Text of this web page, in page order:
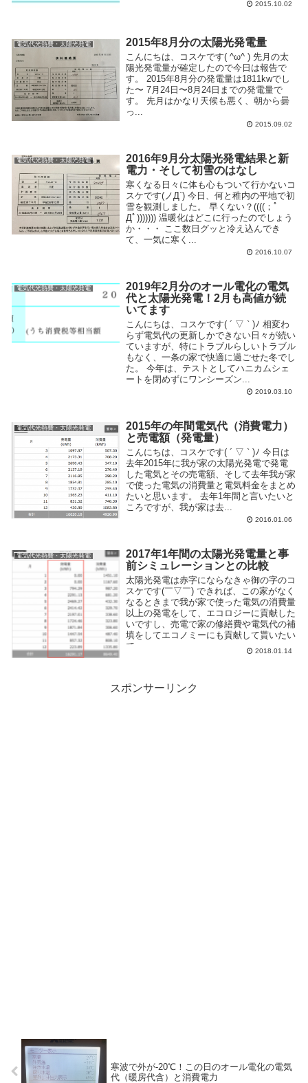
2015.10.02
電気代光熱費・太陽光発電 2015年8月分の太陽光発電量
こんにちは、コスケです( ^ω^ ) 先月の太
陽光発電量が確定したので今日は報告で
す。 2015年8月分の発電量は1811kwでし
た〜 7月24日〜8月24日までの発電量で
す。 先月はかなり天候も悪く、朝から曇
っ...
2015.09.02
電気代光熱費・太陽光発電
2016年9月分太陽光発電結果と新
電力・そして初雪のはなし
寒くなる日々に体も心もついて行かないコ
スケです(ノД`) 今日、何と稚内の平地で初
雪を観測しました。 早くない？((((；ﾟ
Дﾟ))))))) 温暖化はどこに行ったのでしょう
か・・・ ここ数日グッと冷え込んでき
て、一気に寒く...
2016.10.07
電気代光熱費・太陽光発電
2019年2月分のオール電化の電気
代と太陽光発電！2月も高値が続
いてます
こんにちは、コスケです( ´ ▽ ` )ﾉ 相変わ
らず電気代の更新しかできない日々が続い
ていますが、特にトラブルらしいトラブル
もなく、一条の家で快適に過ごせた冬でし
た。 今年は、テストとしてハニカムシェ
ートを閉めずにワンシーズン...
2019.03.10
電気代光熱費・太陽光発電
2015年の年間電気代（消費電力）
と売電額（発電量）
こんにちは、コスケです( ´ ▽ ` )ﾉ 今日は
去年2015年に我が家の太陽光発電で発電
した電気とその売電額、そして去年我が家
で使った電気の消費量と電気料金をまとめ
たいと思います。 去年1年間と言いたいと
ころですが、我が家は去...
2016.01.06
電気代光熱費・太陽光発電
2017年1年間の太陽光発電量と事
前シミュレーションとの比較
太陽光発電は赤字にならなきゃ御の字のコ
スケです(￣▽￣) できれば、この家がなく
なるときまで我が家で使った電気の消費量
以上の発電をして、エコロジーに貢献した
いですし、売電で家の修繕費や電気代の補
填をしてエコノミーにも貢献して貰いたい
で...
2018.01.14
スポンサーリンク
寒波で外が-20℃！この日のオール電化の電気
代（暖房代含）と消費電力